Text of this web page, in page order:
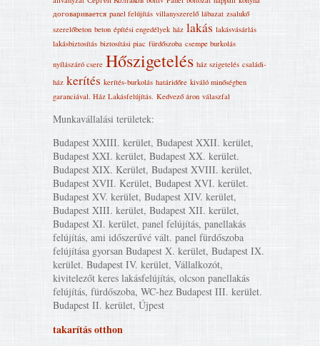
договаривается panel felújítás villanyszerelő lábazat zsalukő
szerelőbeton beton építési engedélyek ház lakás lakásvásárlás
lakásbiztosítás biztosítási piac fürdőszoba csempe burkolás
nyílászáró csere Hőszigetelés ház szigetelés családi-
ház kerítés kerítés-burkolás határidőre kiváló minőségben
garanciával. Ház Lakásfelújítás‎. Kedvező áron válaszfal
Munkavállalási területek:
Budapest XXIII. kerület, Budapest XXII. kerület,
Budapest XXI. kerület, Budapest XX. kerület.
Budapest XIX. Kerület, Budapest XVIII. kerület,
Budapest XVII. Kerület, Budapest XVI. kerület.
Budapest XV. kerület, Budapest XIV. kerület,
Budapest XIII. kerület, Budapest XII. kerület,
Budapest XI. kerület, panel felújítás, panellakás
felújítás, ami időszerűvé vált. panel fürdőszoba
felújítása gyorsan Budapest X. kerület, Budapest IX.
kerület. Budapest IV. kerület, Vállalkozót,
kivitelezőt keres lakásfelújítás, olcson panellakás
felújítás, fürdőszoba, WC-hez Budapest III. kerület.
Budapest II. kerület, Újpest
takarítás otthon